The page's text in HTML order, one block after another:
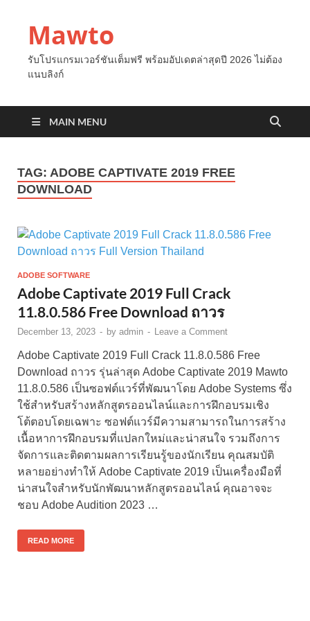
Mawto
รับโปรแกรมเวอร์ชันเต็มฟรี พร้อมอัปเดตล่าสุดปี 2026 ไม่ต้อง
แนบลิงก์
MAIN MENU
TAG: ADOBE CAPTIVATE 2019 FREE
DOWNLOAD
ADOBE SOFTWARE
Adobe Captivate 2019 Full Crack
11.8.0.586 Free Download ถาวร
December 13, 2023 - by admin - Leave a Comment
Adobe Captivate 2019 Full Crack 11.8.0.586 Free
Download ถาวร รุ่นล่าสุด Adobe Captivate 2019 Mawto
11.8.0.586 เป็นซอฟต์แวร์ที่พัฒนาโดย Adobe Systems ซึ่ง
ใช้สำหรับสร้างหลักสูตรออนไลน์และการฝึกอบรมเชิง
โต้ตอบโดยเฉพาะ ซอฟต์แวร์มีความสามารถในการสร้าง
เนื้อหาการฝึกอบรมที่แปลกใหม่และน่าสนใจ รวมถึงการ
จัดการและติดตามผลการเรียนรู้ของนักเรียน คุณสมบัติ
หลายอย่างทำให้ Adobe Captivate 2019 เป็นเครื่องมือที่
น่าสนใจสำหรับนักพัฒนาหลักสูตรออนไลน์ คุณอาจจะ
ชอบ Adobe Audition 2023 …
READ MORE